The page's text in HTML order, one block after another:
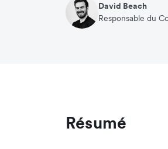
David Beach
Responsable du
Résumé